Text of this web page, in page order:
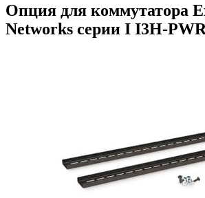
Опция для коммутатора
Networks серии I I3H-PWR